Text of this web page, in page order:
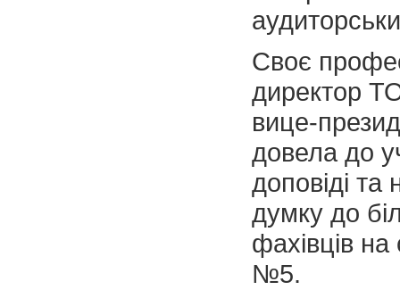
Своє
директор
вице-
довела до
доповіді та
думку до
фахівців
№5.